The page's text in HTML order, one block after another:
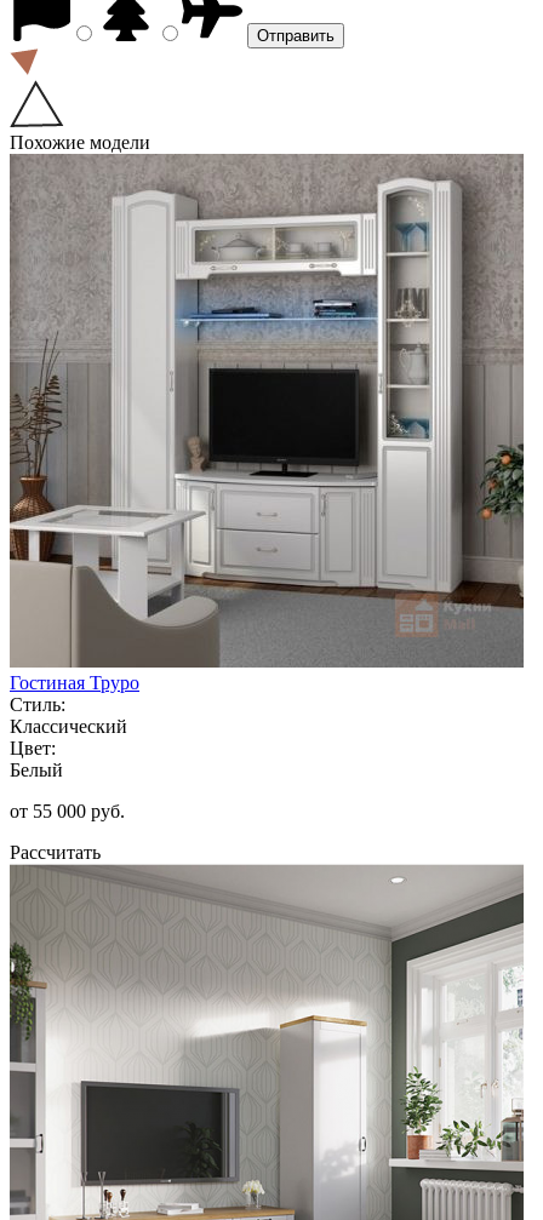
Похожие модели
Гостиная Труро
Стиль:
Классический
Цвет:
Белый
от 55 000 руб.
Рассчитать